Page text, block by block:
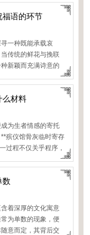
福语的环节
一种既能承载哀
传统的鲜花与挽联
新颖而充满诗意的
祝福语。这并非对
么材料
为生者情感的寄托
殡仪馆骨灰临时寄存
过程不仅关乎程序，
材料，能让这份托
不必要的奔波与困
数
着深厚的文化寓意
为单数的现象，便
意而定，其背后交